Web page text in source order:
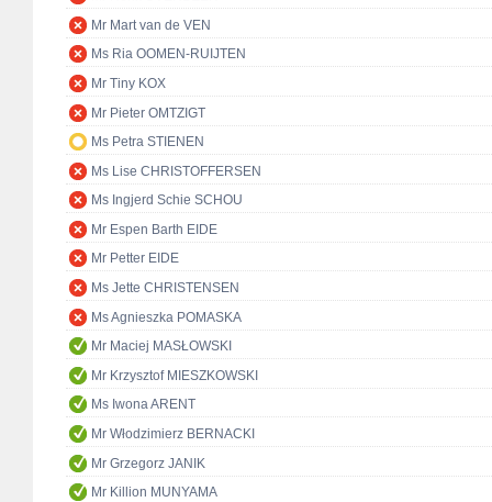
Mr Mart van de VEN
Ms Ria OOMEN-RUIJTEN
Mr Tiny KOX
Mr Pieter OMTZIGT
Ms Petra STIENEN
Ms Lise CHRISTOFFERSEN
Ms Ingjerd Schie SCHOU
Mr Espen Barth EIDE
Mr Petter EIDE
Ms Jette CHRISTENSEN
Ms Agnieszka POMASKA
Mr Maciej MASŁOWSKI
Mr Krzysztof MIESZKOWSKI
Ms Iwona ARENT
Mr Włodzimierz BERNACKI
Mr Grzegorz JANIK
Mr Killion MUNYAMA